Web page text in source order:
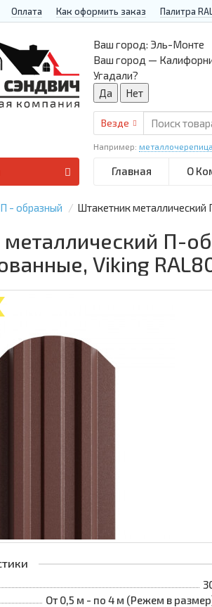
Оплата Как оформить заказ Палитра
Ваш город: Эль-Монте
Ваш город —
Угадали?
Везде
Например: металлочерепица
Главная О
П - образный Штакетник металлический
П-
Viking
От 0,5 м - по 4 м (Режем в